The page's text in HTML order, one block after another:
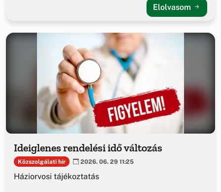
Elolvasom
Ideiglenes rendelési idő változás
Közszolgálati hír 2026. 06. 29 11:25
Háziorvosi tájékoztatás